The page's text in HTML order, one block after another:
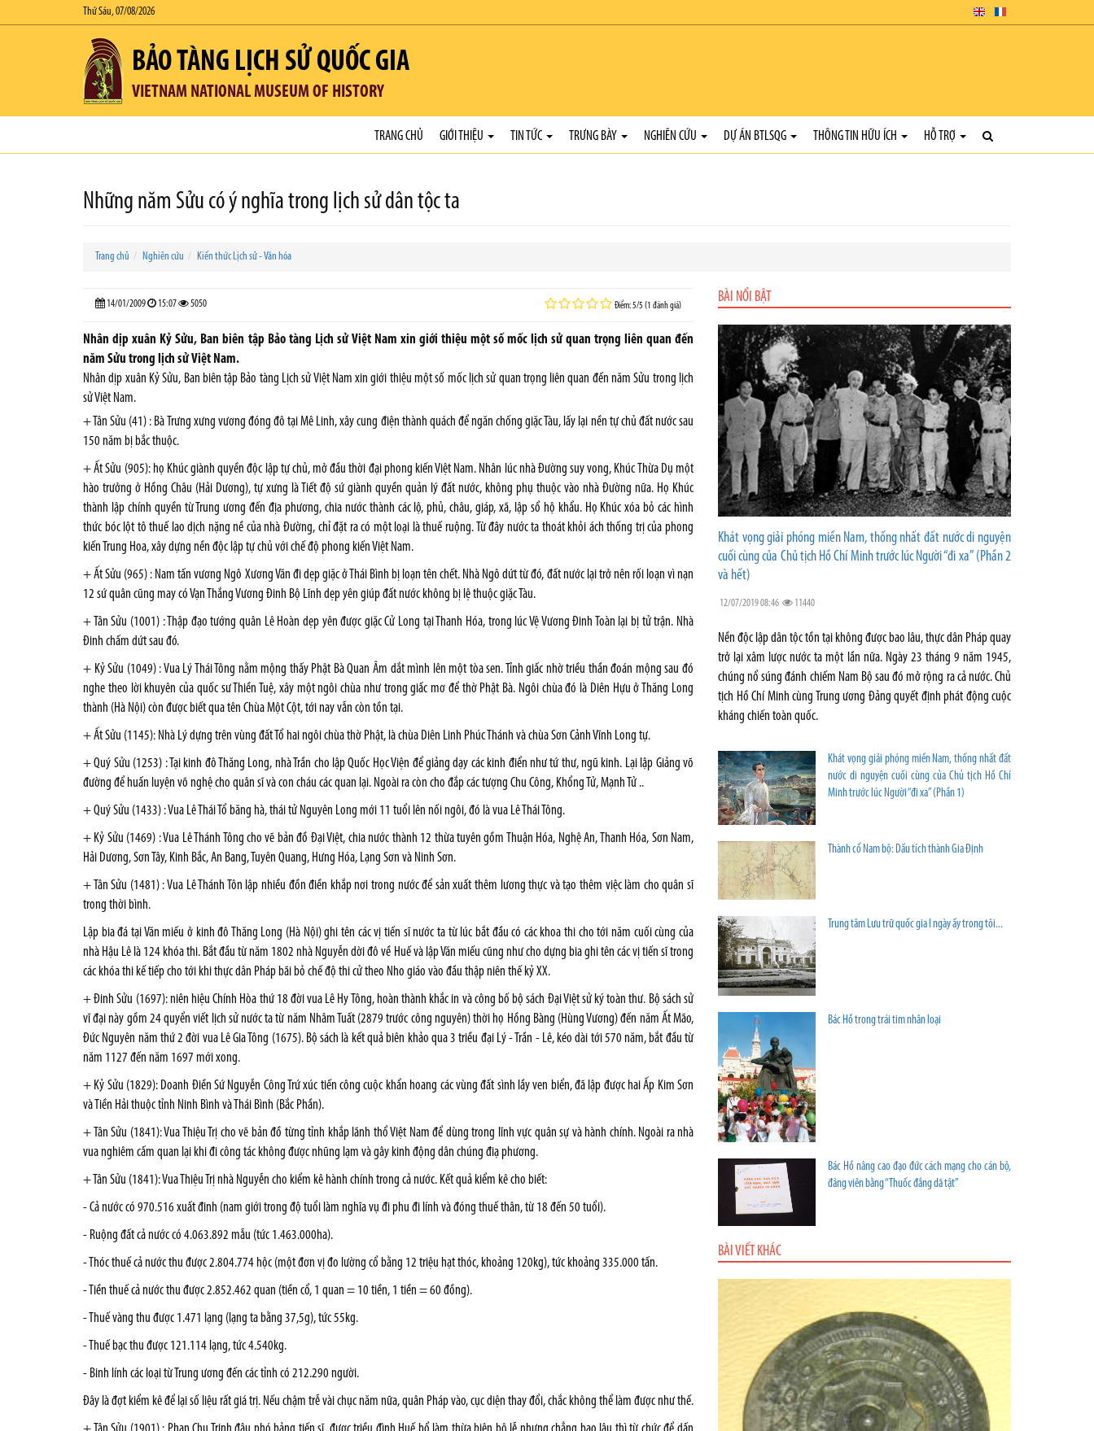
Thứ Sáu, 07/08/2026
BẢO TÀNG LỊCH SỬ QUỐC GIA
VIETNAM NATIONAL MUSEUM OF HISTORY
TRANG CHỦ GIỚI THIỆU TIN TỨC TRƯNG BÀY NGHIÊN CỨU DỰ ÁN BTLSQG THÔNG TIN HỮU ÍCH HỖ TRỢ
Những năm Sửu có ý nghĩa trong lịch sử dân tộc ta
Trang chủ Nghiên cứu Kiến thức Lịch sử - Văn hóa
14/01/2009 15:07 5050 Điểm: 5/5 (1 đánh giá)
Nhân dịp xuân Kỷ Sửu, Ban biên tập Bảo tàng Lịch sử Việt Nam xin giới thiệu một số mốc lịch sử quan trọng liên quan đến
năm Sửu trong lịch sử Việt Nam.
Nhân dịp xuân Kỷ Sửu, Ban biên tập Bảo tàng Lịch sử Việt Nam xin giới thiệu một số mốc lịch sử quan trọng liên quan đến năm Sửu trong lịch
sử Việt Nam.
+ Tân Sửu (41) : Bà Trưng xưng vương đóng đô tại Mê Linh, xây cung điện thành quách để ngăn chống giặc Tàu, lấy lại nền tự chủ đất nước sau
150 năm bị bắc thuộc.
+ Ất Sửu (905): họ Khúc giành quyền độc lập tự chủ, mở đầu thời đại phong kiến Việt Nam. Nhân lúc nhà Đường suy vong, Khúc Thừa Dụ một
hào trưởng ở Hồng Châu (Hải Dương), tự xưng là Tiết độ sứ giành quyền quản lý đất nước, không phụ thuộc vào nhà Đường nữa. Họ Khúc
thành lập chính quyền từ Trung ương đến địa phương, chia nước thành các lộ, phủ, châu, giáp, xã, lập sổ hộ khẩu. Họ Khúc xóa bỏ các hình
thức bóc lột tô thuế lao dịch nặng nề của nhà Đường, chỉ đặt ra có một loại là thuế ruộng. Từ đây nước ta thoát khỏi ách thống trị của phong
kiến Trung Hoa, xây dựng nền độc lập tự chủ với chế độ phong kiến Việt Nam.
+ Ất Sửu (965) : Nam tấn vương Ngô Xương Văn đi dẹp giặc ở Thái Bình bị loạn tên chết. Nhà Ngô dứt từ đó, đất nước lại trở nên rối loạn vì nạn
12 sứ quân cũng may có Vạn Thắng Vương Ðinh Bộ Lĩnh dẹp yên giúp đất nước không bị lệ thuộc giặc Tàu.
+ Tân Sửu (1001) : Thập đạo tướng quân Lê Hoàn dẹp yên được giặc Cử Long tại Thanh Hóa, trong lúc Vệ Vương Ðinh Toàn lại bị tử trận. Nhà
Ðinh chấm dứt sau đó.
+ Kỷ Sửu (1049) : Vua Lý Thái Tông nằm mộng thấy Phật Bà Quan Âm dắt mình lên một tòa sen. Tỉnh giấc nhờ triều thần đoán mộng sau đó
nghe theo lời khuyên của quốc sư Thiền Tuệ, xây một ngôi chùa như trong giấc mơ để thờ Phật Bà. Ngôi chùa đó là Diên Hựu ở Thăng Long
thành (Hà Nội) còn được biết qua tên Chùa Một Cột, tới nay vẫn còn tồn tại.
+ Ất Sửu (1145): Nhà Lý dựng trên vùng đất Tổ hai ngôi chùa thờ Phật, là chùa Diên Linh Phúc Thánh và chùa Sơn Cảnh Vĩnh Long tự.
+ Quý Sửu (1253) : Tại kinh đô Thăng Long, nhà Trần cho lập Quốc Học Viện để giảng dạy các kinh điển như tứ thư, ngũ kinh. Lại lập Giảng võ
đường để huấn luyện võ nghệ cho quân sĩ và con cháu các quan lại. Ngoài ra còn cho đắp các tượng Chu Công, Khổng Tử, Mạnh Tử ..
+ Quý Sửu (1433) : Vua Lê Thái Tổ băng hà, thái tử Nguyên Long mới 11 tuổi lên nối ngôi, đó là vua Lê Thái Tông.
+ Kỷ Sửu (1469) : Vua Lê Thánh Tông cho vẽ bản đồ Ðại Việt, chia nước thành 12 thừa tuyên gồm Thuận Hóa, Nghệ An, Thanh Hóa, Sơn Nam,
Hải Dương, Sơn Tây, Kinh Bắc, An Bang, Tuyên Quang, Hưng Hóa, Lạng Sơn và Ninh Sơn.
+ Tân Sửu (1481) : Vua Lê Thánh Tôn lập nhiều đồn điền khắp nơi trong nước để sản xuất thêm lương thực và tạo thêm việc làm cho quân sĩ
trong thời bình.
Lập bia đá tại Văn miếu ở kinh đô Thăng Long (Hà Nội) ghi tên các vị tiến sĩ nước ta từ lúc bắt đầu có các khoa thi cho tới năm cuối cùng của
nhà Hậu Lê là 124 khóa thi. Bắt đầu từ năm 1802 nhà Nguyễn dời đô về Huế và lập Văn miếu cũng như cho dựng bia ghi tên các vị tiến sĩ trong
các khóa thi kế tiếp cho tới khi thực dân Pháp bãi bỏ chế độ thi cử theo Nho giáo vào đầu thập niên thế kỷ XX.
+ Đinh Sửu (1697): niên hiệu Chính Hòa thứ 18 đời vua Lê Hy Tông, hoàn thành khắc in và công bố bộ sách Đại Việt sử ký toàn thư. Bộ sách sử
vĩ đại này gồm 24 quyển viết lịch sử nước ta từ năm Nhâm Tuất (2879 trước công nguyên) thời họ Hồng Bàng (Hùng Vương) đến năm Ất Mão,
Đức Nguyên năm thứ 2 đời vua Lê Gia Tông (1675). Bộ sách là kết quả biên khảo qua 3 triều đại Lý - Trần - Lê, kéo dài tới 570 năm, bắt đầu từ
năm 1127 đến năm 1697 mới xong.
+ Kỷ Sửu (1829): Doanh Ðiền Sứ Nguyễn Công Trứ xúc tiến công cuộc khẩn hoang các vùng đất sình lầy ven biển, đã lập được hai Ấp Kim Sơn
và Tiền Hải thuộc tỉnh Ninh Bình và Thái Bình (Bắc Phần).
+ Tân Sửu (1841): Vua Thiệu Trị cho vẽ bản đồ từng tỉnh khắp lãnh thổ Việt Nam để dùng trong lĩnh vực quân sự và hành chính. Ngoài ra nhà
vua nghiêm cấm quan lại khi đi công tác không được nhũng lạm và gây kinh động dân chúng điạ phương.
+ Tân Sửu (1841): Vua Thiệu Trị nhà Nguyễn cho kiểm kê hành chính trong cả nước. Kết quả kiểm kê cho biết:
- Cả nước có 970.516 xuất đinh (nam giới trong độ tuổi làm nghĩa vụ đi phu đi lính và đóng thuế thân, từ 18 đến 50 tuổi).
- Ruộng đất cả nước có 4.063.892 mẫu (tức 1.463.000ha).
- Thóc thuế cả nước thu được 2.804.774 hộc (một đơn vị đo lường cổ bằng 12 triệu hạt thóc, khoảng 120kg), tức khoảng 335.000 tấn.
- Tiền thuế cả nước thu được 2.852.462 quan (tiền cổ, 1 quan = 10 tiền, 1 tiền = 60 đồng).
- Thuế vàng thu được 1.471 lạng (lạng ta bằng 37,5g), tức 55kg.
- Thuế bạc thu được 121.114 lạng, tức 4.540kg.
- Binh lính các loại từ Trung ương đến các tỉnh có 212.290 người.
Đây là đợt kiểm kê để lại số liệu rất giá trị. Nếu chậm trễ vài chục năm nữa, quân Pháp vào, cục diện thay đổi, chắc không thể làm được như thế.
BÀI NỔI BẬT
Khát vọng giải phóng miền Nam, thống nhất đất nước di nguyện
cuối cùng của Chủ tịch Hồ Chí Minh trước lúc Người “đi xa” (Phần 2
và hết)
12/07/2019 08:46 11440
Nền độc lập dân tộc tồn tại không được bao lâu, thực dân Pháp quay
trở lại xâm lược nước ta một lần nữa. Ngày 23 tháng 9 năm 1945,
chúng nổ súng đánh chiếm Nam Bộ sau đó mở rộng ra cả nước. Chủ
tịch Hồ Chí Minh cùng Trung ương Đảng quyết định phát động cuộc
kháng chiến toàn quốc.
Khát vọng giải phóng miền Nam, thống nhất đất
nước di nguyện cuối cùng của Chủ tịch Hồ Chí
Minh trước lúc Người “đi xa” (Phần 1)
Thành cổ Nam bộ: Dấu tích thành Gia Định
Trung tâm Lưu trữ quốc gia I ngày ấy trong tôi...
Bác Hồ trong trái tim nhân loại
Bác Hồ nâng cao đạo đức cách mạng cho cán bộ,
đảng viên bằng “Thuốc đắng dã tật”
BÀI VIẾT KHÁC